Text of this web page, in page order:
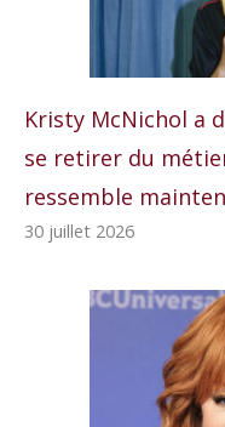
Kristy McNichol a
se retirer du
ressemble
30 juillet 2026